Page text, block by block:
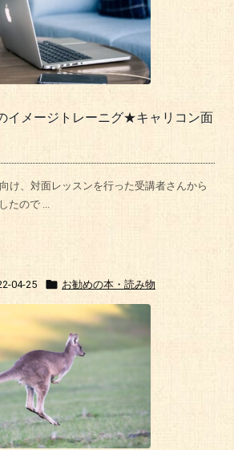
イメージトレーニグ★キャリコン面
け、対面レッスンを行った受講者さんから
たので ...
04-25  お勧めの本・読み物